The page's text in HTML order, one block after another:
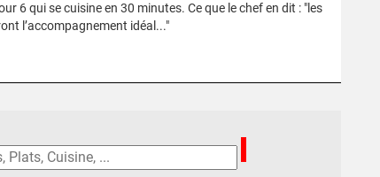
6 qui se cuisine en 30 minutes. Ce que le chef en dit : "les
l’accompagnement idéal..."